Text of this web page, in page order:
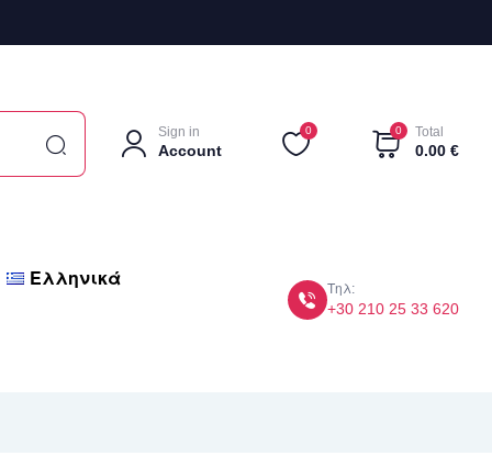
Sign in
Account
0 0 Total
0.00 €
Ελληνικά Τηλ:
+30 210 25 33 620